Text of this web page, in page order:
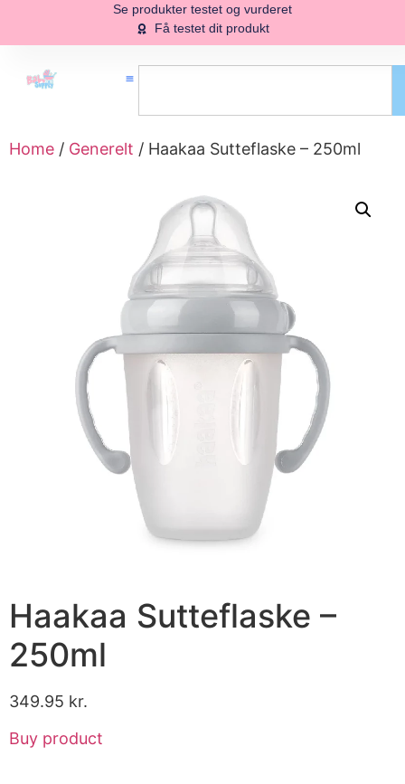
Se produkter testet og vurderet
Få testet dit produkt
Home / Generelt / Haakaa Sutteflaske – 250ml
Haakaa Sutteflaske –
250ml
349.95 kr.
Buy product